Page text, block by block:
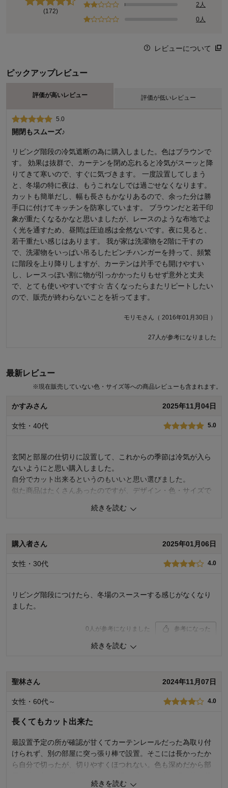
(172)
2人
0人
レビューについて
ピックアップレビュー
評価が高いレビュー 評価が低いレビュー
5.0
開閉もスムーズ♪
リビング階段の冷気遮断の為に購入しました。色はブラウンで
す。 効果は抜群で、カーテンを閉め忘れると冷気がスーッと降
りてきて寒いので、すぐに気づきます。 一度設置してしまう
と、冬場の特に夜は、もうこれなしでは過ごせなくなります。
カットも簡単だし、幅も長さもかなりあるので、余った分は勝
手口に付けてキッチンを防寒しています。 ブラウンだと若干印
象が重たくなるかなと思いましたが、レースのような布地でよ
く光を通すため、昼間は圧迫感は全然ないです。夜に見ると、
若干重たい感じはあります。 我が家は洗濯物を2階に干すの
で、洗濯物をいっぱい吊るしたピンチハンガーを持って、頻繁
に階段を上り降りしますが、カーテンは片手でも開けやすい
し、レースっぽい割に物が引っかかったりもせず意外と丈夫
で、とても使いやすいです☆ 古くなったらまたリピートしたい
ので、販売が終わらないことを祈ってます。
モリモさん（ 2016年01月30日 ）
27人が参考になりました
2.0
にプラスチックのハトメ？が付いていてすべりがよかったので
すが こちらは布に穴が開いているだけなのですべりが悪く家族
に不評で 使用中止となりました。 ベージュの色もカタログとは
異なる印象です。
まるるさん（ 2016年05月19日 ）
商品のご購入、ならびにレビューへのご投稿ありがとうございます。
こちらは、カーテン生地に設けられた穴に、ご家庭でお持ちの突っ張
りポール等を通して使用いただく商品となります。開け閉めができな
い仕様ではございませんが、ハトメ商材と比べるとご満足いただける
ようななめらかさでは無かったとのことで、誠に申し訳ございませ
ん。今後もお客様により満足度の高い商品をお届けできるよう努力を
してまいります。貴重なご意見ありがとうございました。
最新レビュー
※現在販売していない色・サイズ等への商品レビューも含まれます。
かすみさん 2025年11月04日
女性・40代 5.0
玄関と部屋の仕切りに設置して、これからの季節は冷気が入ら
ないようにと思い購入しました。
自分でカット出来るというのもいいと思い選びました。
似た商品はたくさんあったのですが、デザイン・色・サイズで
使用感・使いやすさ
購入商品： ネイビー
続きを読む
購入者さん 2025年01月06日
女性・30代 4.0
リビング階段につけたら、冬場のスースーする感じがなくなり
ました。
0 人が参考になりました 参考になった
続きを読む
聖林さん 2024年11月07日
女性・60代～ 4.0
長くてもカット出来た
最設置予定の所が確認が甘くてカーテンレールだった為取り付
けられず、別の部屋に突っ張り棒で設置。そこには長かったか
ら自分で切ったが、切りやすくほつれない。色も深めだから部
続きを読む